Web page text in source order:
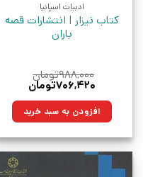
ادبیات اسپانیا
کتاب نیزار | انتشارات قصه
باران
۹۸۸,۰۰۰تومان
قیمت
۹۸۸,۰۰۰تومان
بود.
۷۰۶,۴۲۰تومان
۷۰۶,۴۲۰تومان.افزودن به سبد خرید